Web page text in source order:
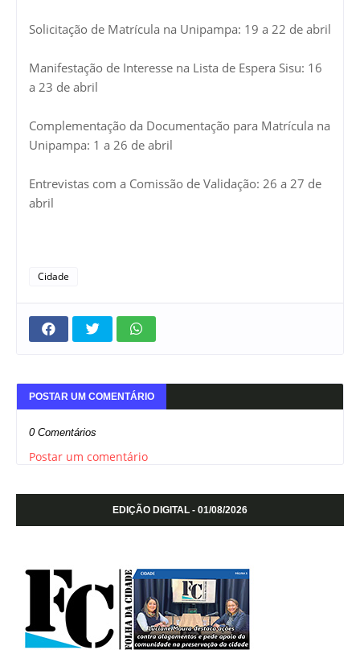
Solicitação de Matrícula na Unipampa: 19 a 22 de abril
Manifestação de Interesse na Lista de Espera Sisu: 16
a 23 de abril
Complementação da Documentação para Matrícula na
Unipampa: 1 a 26 de abril
Entrevistas com a Comissão de Validação: 26 a 27 de
abril
Cidade
POSTAR UM COMENTÁRIO
0 Comentários
Postar um comentário
EDIÇÃO DIGITAL - 01/08/2026